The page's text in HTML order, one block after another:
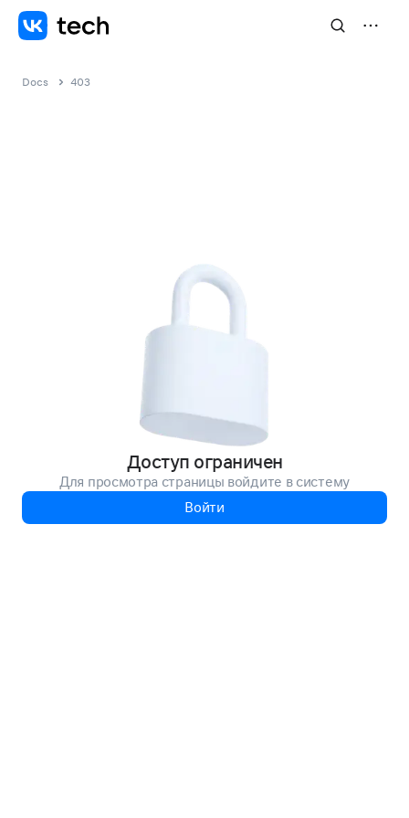
Docs 403
Доступ ограничен
Для просмотра страницы войдите в систему
Войти